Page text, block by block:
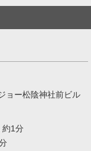
ョー松陰神社前ビル
約1分